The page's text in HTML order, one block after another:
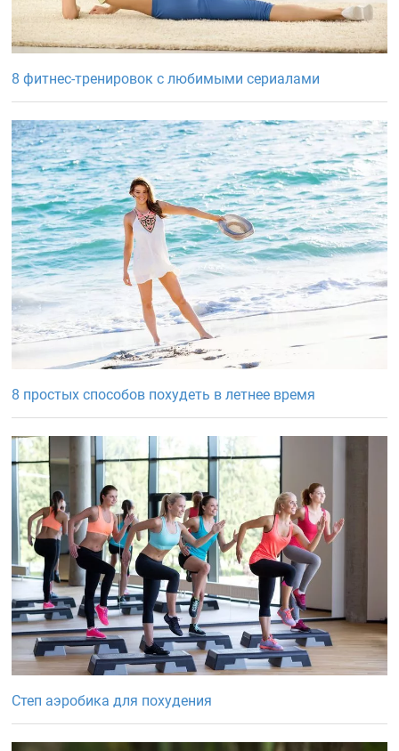
8 фитнес-тренировок с любимыми сериалами
8 простых способов похудеть в летнее время
Степ аэробика для похудения